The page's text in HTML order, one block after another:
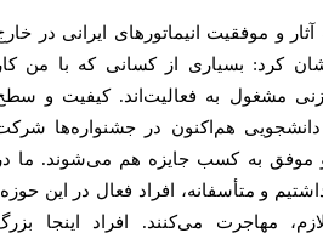
و موفقیت انیماتورهای ایرانی در خارج
کرد: بسیاری از کسانی که با من کار
مشغول به فعالیت‌اند. کیفیت و سطح
هم‌اکنون در جشنواره‌ها شرکت
به کسب جایزه هم می‌شوند. ما در
و متأسفانه، افراد فعال در این حوزه،
مهاجرت می‌کنند. افراد اینجا بزرگ